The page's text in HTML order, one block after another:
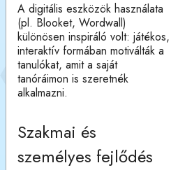
A digitális eszközök használata
(pl. Blooket, Wordwall)
különösen inspiráló volt: játékos,
interaktív formában motiválták a
tanulókat, amit a saját
tanóráimon is szeretnék
alkalmazni.
Szakmai és
személyes fejlődés